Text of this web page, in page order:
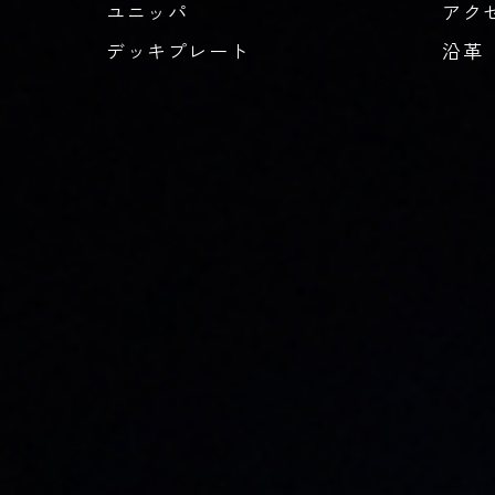
ユニッパ
デッキプレート
アク
沿革